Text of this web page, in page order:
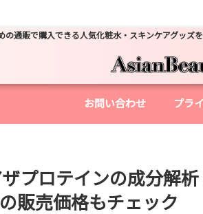
通販で購入できる人気化粧水・スキンケアグッ
お問い合わせ プラ
ザプロテインの成分解
販売価格もチェック